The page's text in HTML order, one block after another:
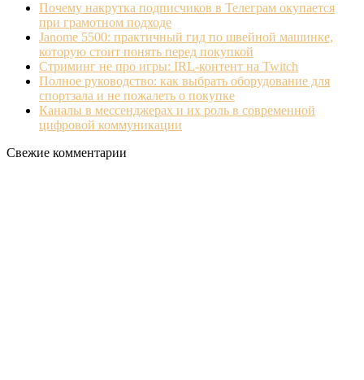
Почему накрутка подписчиков в Телеграм окупается
при грамотном подходе
Janome 5500: практичный гид по швейной машинке,
которую стоит понять перед покупкой
Стриминг не про игры: IRL‐контент на Twitch
Полное руководство: как выбрать оборудование для
спортзала и не пожалеть о покупке
Каналы в мессенджерах и их роль в современной
цифровой коммуникации
Свежие комментарии